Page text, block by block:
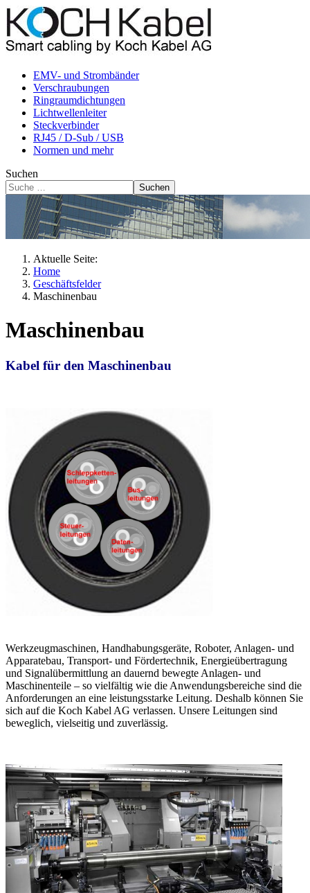
EMV- und Strombänder
Verschraubungen
Ringraumdichtungen
Lichtwellenleiter
Steckverbinder
RJ45 / D-Sub / USB
Normen und mehr
Suchen
Suchen
Aktuelle Seite:
Home
Geschäftsfelder
Maschinenbau
Maschinenbau
Kabel für den Maschinenbau
Werkzeugmaschinen, Handhabungsgeräte, Roboter, Anlagen- und
Apparatebau, Transport- und Fördertechnik, Energieübertragung
und Signalübermittlung an dauernd bewegte Anlagen- und
Maschinenteile – so vielfältig wie die Anwendungsbereiche sind die
Anforderungen an eine leistungsstarke Leitung. Deshalb können Sie
sich auf die Koch Kabel AG verlassen. Unsere Leitungen sind
beweglich, vielseitig und zuverlässig.